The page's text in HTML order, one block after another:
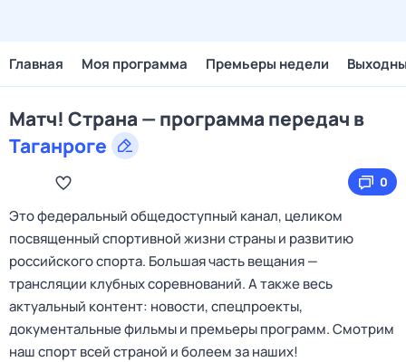
Главная Моя программа Премьеры недели
Матч! Страна — программа передач в
Таганроге
0
Это федеральный общедоступный канал, целиком
посвященный спортивной жизни страны и развитию
российского спорта. Большая часть вещания —
трансляции клубных соревнований. А также весь
актуальный контент: новости, спецпроекты,
документальные фильмы и премьеры программ. Смотрим
наш спорт всей страной и болеем за наших!